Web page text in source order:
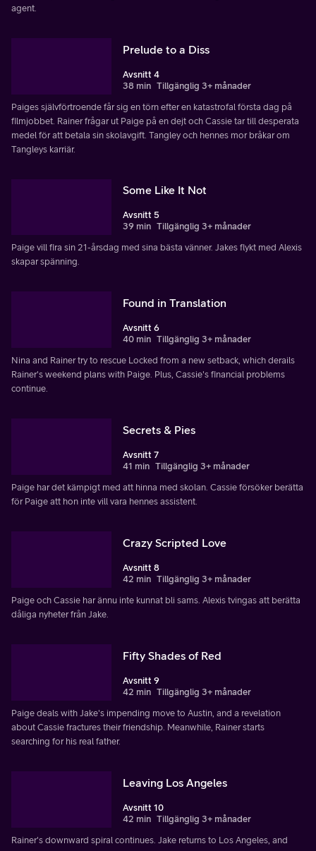
agent.
Prelude to a Diss
Avsnitt 4
38 min Tillgänglig 3+ månader
Paiges självförtroende får sig en törn efter en katastrofal första dag på
filmjobbet. Rainer frågar ut Paige på en dejt och Cassie tar till desperata
medel för att betala sin skolavgift. Tangley och hennes mor bråkar om
Tangleys karriär.
Some Like It Not
Avsnitt 5
39 min Tillgänglig 3+ månader
Paige vill fira sin 21-årsdag med sina bästa vänner. Jakes flykt med Alexis
skapar spänning.
Found in Translation
Avsnitt 6
40 min Tillgänglig 3+ månader
Nina and Rainer try to rescue Locked from a new setback, which derails
Rainer's weekend plans with Paige. Plus, Cassie's financial problems
continue.
Secrets & Pies
Avsnitt 7
41 min Tillgänglig 3+ månader
Paige har det kämpigt med att hinna med skolan. Cassie försöker berätta
för Paige att hon inte vill vara hennes assistent.
Crazy Scripted Love
Avsnitt 8
42 min Tillgänglig 3+ månader
Paige och Cassie har ännu inte kunnat bli sams. Alexis tvingas att berätta
dåliga nyheter från Jake.
Fifty Shades of Red
Avsnitt 9
42 min Tillgänglig 3+ månader
Paige deals with Jake's impending move to Austin, and a revelation
about Cassie fractures their friendship. Meanwhile, Rainer starts
searching for his real father.
Leaving Los Angeles
Avsnitt 10
42 min Tillgänglig 3+ månader
Rainer's downward spiral continues. Jake returns to Los Angeles, and